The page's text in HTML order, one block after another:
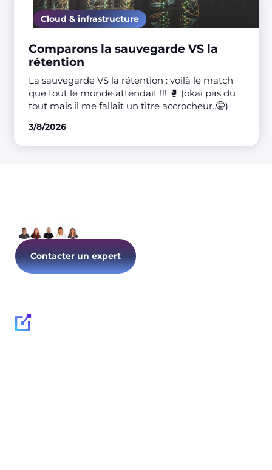
Cloud & infrastructure
Comparons la sauvegarde VS la
rétention
La sauvegarde VS la rétention : voilà le match
que tout le monde attendait !!! 🥊 (okai pas du
tout mais il me fallait un titre accrocheur..🤫)
3/8/2026
Contacter un expert